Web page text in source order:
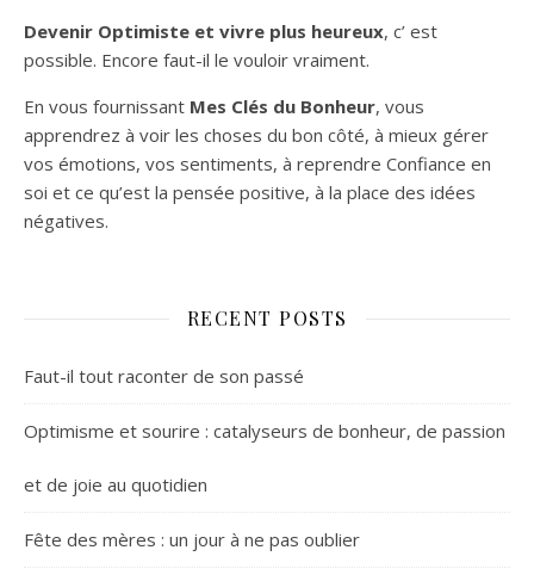
Devenir Optimiste et vivre plus heureux, c’ est
possible. Encore faut-il le vouloir vraiment.
En vous fournissant Mes Clés du Bonheur, vous
apprendrez à voir les choses du bon côté, à mieux gérer
vos émotions, vos sentiments, à reprendre Confiance en
soi et ce qu’est la pensée positive, à la place des idées
négatives.
RECENT POSTS
Faut-il tout raconter de son passé
Optimisme et sourire : catalyseurs de bonheur, de passion
et de joie au quotidien
Fête des mères : un jour à ne pas oublier